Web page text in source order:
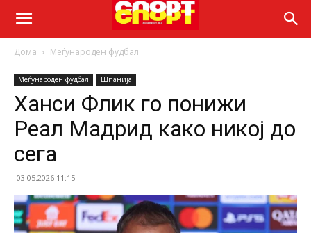
Дома Меѓународен фудбал
Меѓународен фудбал Шпанија
Ханси Флик го понижи
Реал Мадрид како никој до
сега
03.05.2026 11:15